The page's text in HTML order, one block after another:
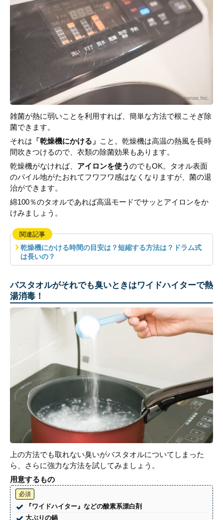
雑菌が熱に弱いことを利用すれば、簡単な方法で根こそぎ除
菌できます。
それは 「乾燥機にかける」 こと。乾燥機は高温の熱風を長時
間吹きつけるので、衣類の除菌効果もあります。
乾燥機がなければ、 アイロンを使うのでもOK。タオル表面
のパイル地がたおれてフワフワ感はなくなりますが、菌の退
治ができます。
綿100％のタオルであれば高温モードでサッとアイロンをか
けみましょう。
関連記事
乾燥機にかける時間の目安は？短縮する方法は？ドラム式
は長いの？
バスタオルがそれでも臭いときはワイドハイターで熱
湯消毒！
上の方法でも取れない臭いがバスタオルについてしまった
ら、さらに強力な方法を試してみましょう。
用意するもの
必須
『ワイドハイター』などの酸素系漂白剤
大ぶりの鍋